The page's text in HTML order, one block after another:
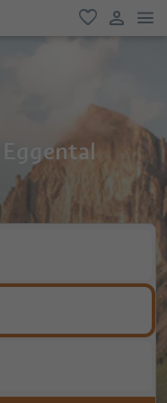
oblíbené